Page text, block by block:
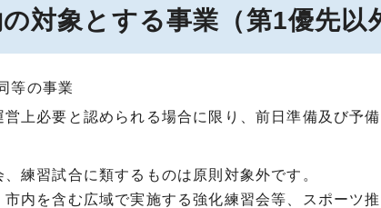
対象とする事業（第1優先以
等の事業
上必要と認められる場合に限り、前日準備及び予
練習試合に類するものは原則対象外です。
市内を含む広域で実施する強化練習会等、スポーツ